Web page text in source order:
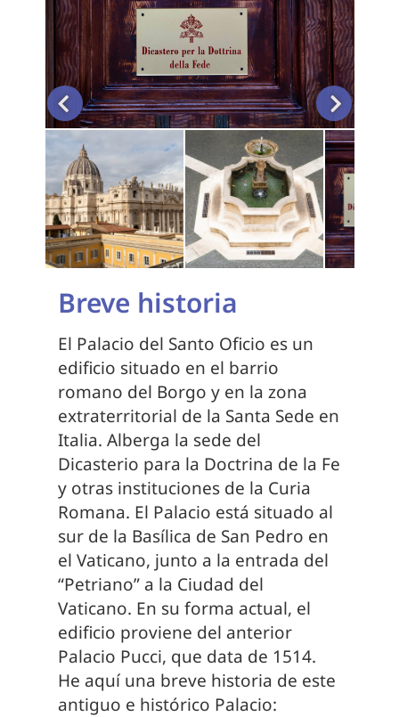
Breve historia
El Palacio del Santo Oficio es un
edificio situado en el barrio
romano del Borgo y en la zona
extraterritorial de la Santa Sede en
Italia. Alberga la sede del
Dicasterio para la Doctrina de la Fe
y otras instituciones de la Curia
Romana. El Palacio está situado al
sur de la Basílica de San Pedro en
el Vaticano, junto a la entrada del
“Petriano” a la Ciudad del
Vaticano. En su forma actual, el
edificio proviene del anterior
Palacio Pucci, que data de 1514.
He aquí una breve historia de este
antiguo e histórico Palacio: